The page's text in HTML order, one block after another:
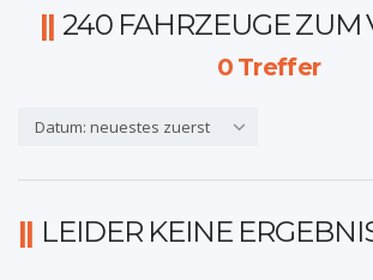
240 FAHRZEUGE ZUM
0Treffer
Datum: neuestes zuerst
LEIDER KEINE